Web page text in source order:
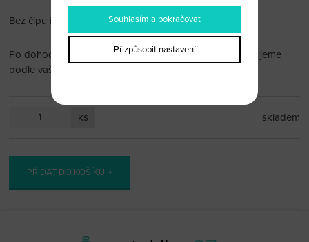
Bez čipu immobiliseru a elektroniky uvnitř.
Po dohodě vám planžetu (toy48 - viz obr. 2) rádi vyfrézujeme
podle vašeho originálu.
ks skladem
PŘIDAT DO KOŠÍKU
Souhlasím a pokračovat
Přizpůsobit nastavení